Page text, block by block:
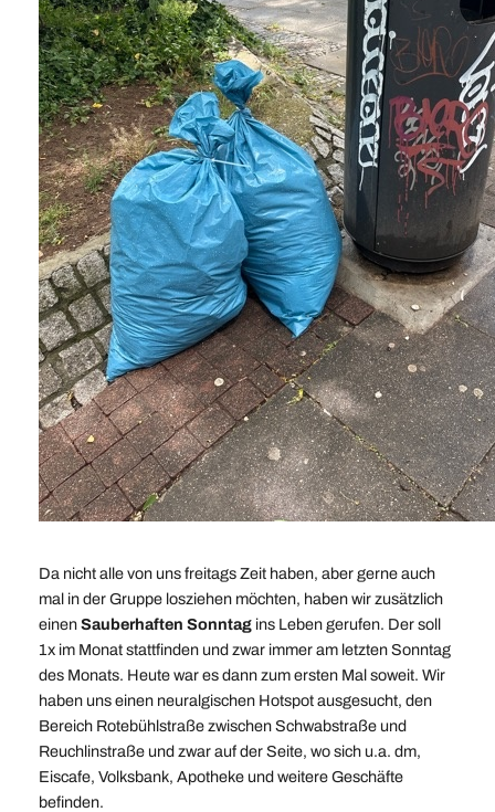
Da nicht alle von uns freitags Zeit haben, aber gerne auch
mal in der Gruppe losziehen möchten, haben wir zusätzlich
einenSauberhaften Sonntagins Leben gerufen. Der soll
1x im Monat stattfinden und zwar immer am letzten Sonntag
des Monats. Heute war es dann zum ersten Mal soweit. Wir
haben uns einen neuralgischen Hotspot ausgesucht, den
Bereich Rotebühlstraße zwischen Schwabstraße und
Reuchlinstraße und zwar auf der Seite, wo sich u.a. dm,
Eiscafe, Volksbank, Apotheke und weitere Geschäfte
befinden.